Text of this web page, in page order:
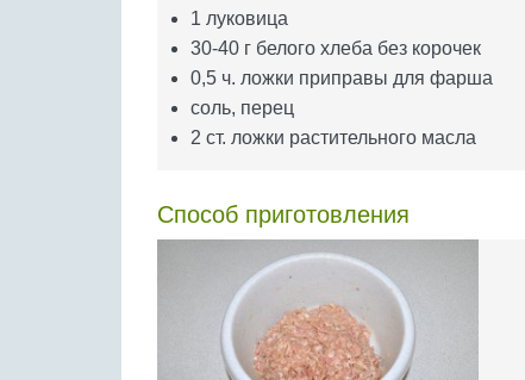
1 луковица
30-40 г белого хлеба без корочек
0,5 ч. ложки приправы для фарша
соль, перец
2 ст. ложки растительного масла
Способ приготовления